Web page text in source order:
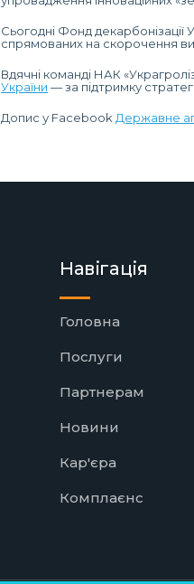
Сьогодні Фонд
спрямованих на скорочення
Вдячні команді НАК
України — за підтримку
Допис у Facebook Державне
Навігація
Головна
Послуги
Партнерам
Новини
Кар'єра
Комплаєнс